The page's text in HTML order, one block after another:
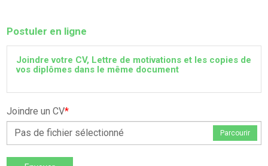
Postuler en ligne
Joindre votre CV, Lettre de motivations et les copies de
vos diplômes dans le même document
Joindre un CV*
Pas de fichier sélectionné
Parcourir